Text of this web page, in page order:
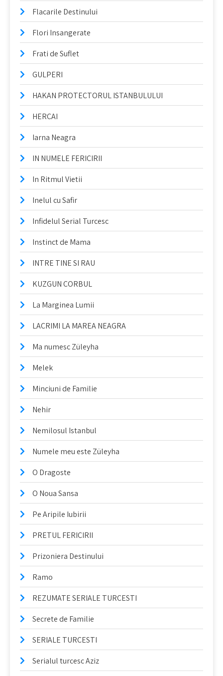
Flacarile Destinului
Flori Insangerate
Frati de Suflet
GULPERI
HAKAN PROTECTORUL ISTANBULULUI
HERCAI
Iarna Neagra
IN NUMELE FERICIRII
In Ritmul Vietii
Inelul cu Safir
Infidelul Serial Turcesc
Instinct de Mama
INTRE TINE SI RAU
KUZGUN CORBUL
La Marginea Lumii
LACRIMI LA MAREA NEAGRA
Ma numesc Züleyha
Melek
Minciuni de Familie
Nehir
Nemilosul Istanbul
Numele meu este Züleyha
O Dragoste
O Noua Sansa
Pe Aripile Iubirii
PRETUL FERICIRII
Prizoniera Destinului
Ramo
REZUMATE SERIALE TURCESTI
Secrete de Familie
SERIALE TURCESTI
Serialul turcesc Aziz